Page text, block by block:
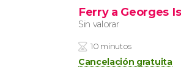
Ferry a Georges
Sin valorar
10 minutos
Cancelación gratuita